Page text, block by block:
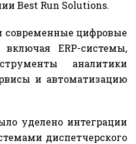
Best Run Solutions.
современные цифровые
ERP-системы,
аналитики
и автоматизацию
уделено интеграции
диспетчерского